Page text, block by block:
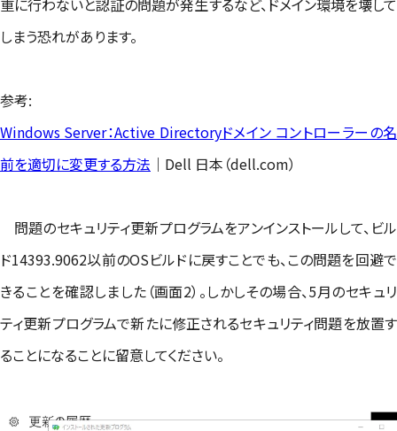
重に行わないと認証の問題が発生するなど、ドメイン環境を壊して
しまう恐れがあります。
参考:
Windows Server：Active Directoryドメイン コントローラーの名
前を適切に変更する方法 ｜Dell 日本（dell.com）
問題のセキュリティ更新プログラムをアンインストールして、ビル
ド14393.9062以前のOSビルドに戻すことでも、この問題を回避で
きることを確認しました（画面2）。しかしその場合、5月のセキュリ
ティ更新プログラムで新たに修正されるセキュリティ問題を放置す
ることになることに留意してください。